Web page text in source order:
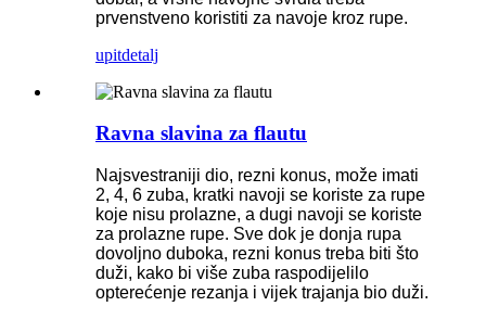
prvenstveno koristiti za navoje kroz rupe.
upitdetalj
Ravna slavina za flautu
Najsvestraniji dio, rezni konus, može imati
2, 4, 6 zuba, kratki navoji se koriste za rupe
koje nisu prolazne, a dugi navoji se koriste
za prolazne rupe. Sve dok je donja rupa
dovoljno duboka, rezni konus treba biti što
duži, kako bi više zuba raspodijelilo
opterećenje rezanja i vijek trajanja bio duži.